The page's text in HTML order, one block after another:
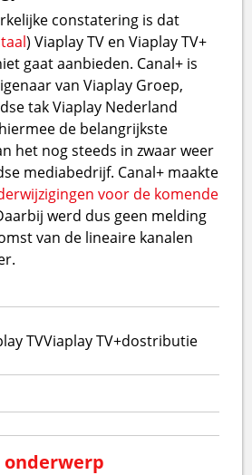
constatering is dat
) Viaplay TV en Viaplay TV+
gaat aanbieden. Canal+ is
van Viaplay Groep,
tak Viaplay Nederland
de belangrijkste
het nog steeds in zwaar weer
mediabedrijf. Canal+ maakte
voor de komende
werd dus geen melding
van de lineaire kanalen
TVViaplay TV+dostributie